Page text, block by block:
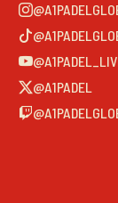
@A1PADEL